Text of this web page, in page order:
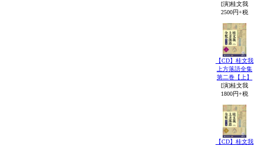
[演]桂文我
2500円+税
【CD】桂文我
上方落語全集
第二巻【上】
[演]桂文我
1800円+税
【CD】桂文我